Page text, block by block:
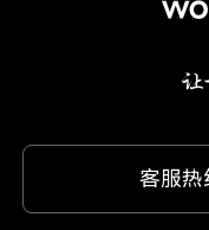
客服热